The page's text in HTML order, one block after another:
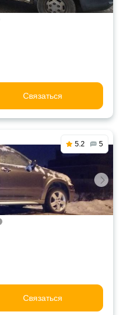
Связаться
5.2 5
Связаться